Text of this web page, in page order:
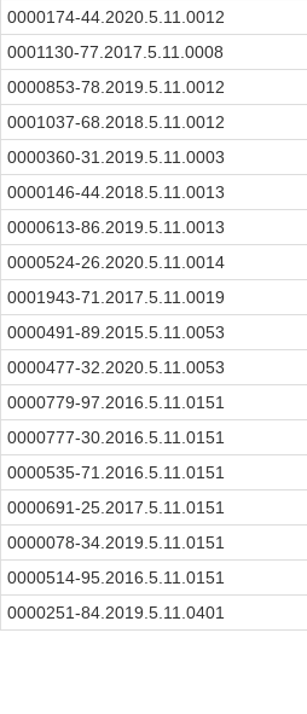
0000174-44.2020.5.11.0012
0001130-77.2017.5.11.0008
0000853-78.2019.5.11.0012
0001037-68.2018.5.11.0012
0000360-31.2019.5.11.0003
0000146-44.2018.5.11.0013
0000613-86.2019.5.11.0013
0000524-26.2020.5.11.0014
0001943-71.2017.5.11.0019
0000491-89.2015.5.11.0053
0000477-32.2020.5.11.0053
0000779-97.2016.5.11.0151
0000777-30.2016.5.11.0151
0000535-71.2016.5.11.0151
0000691-25.2017.5.11.0151
0000078-34.2019.5.11.0151
0000514-95.2016.5.11.0151
0000251-84.2019.5.11.0401